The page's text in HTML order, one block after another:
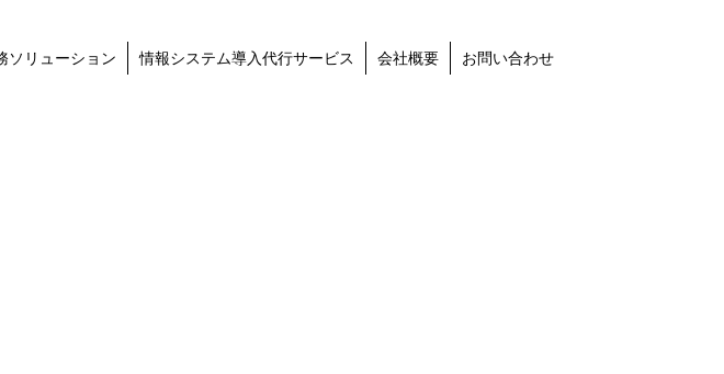
ソリューション 情報システム導入代行サービス 会社概要 お問い合わせ